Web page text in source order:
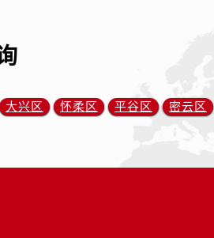
大兴区 怀柔区 平谷区 密云区